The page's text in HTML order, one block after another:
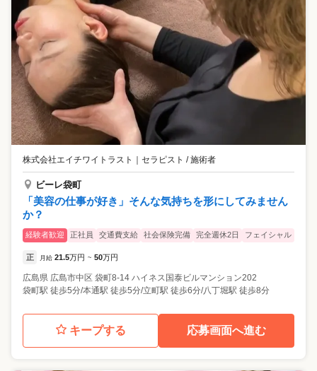
株式会社エイチワイトラスト ｜ セラピスト / 施術者
ビーレ袋町
「美容の仕事が好き」そんな気持ちを形にしてみません
か？
経験者歓迎 正社員 交通費支給 社会保険完備 完全週休2日 フェイシャル
正 月給 21.5万円 ~ 50万円
広島県 広島市中区 袋町8-14 ハイネス国泰ビルマンション202
袋町駅 徒歩5分/本通駅 徒歩5分/立町駅 徒歩6分/八丁堀駅 徒歩8分
キープする 応募画面へ進む